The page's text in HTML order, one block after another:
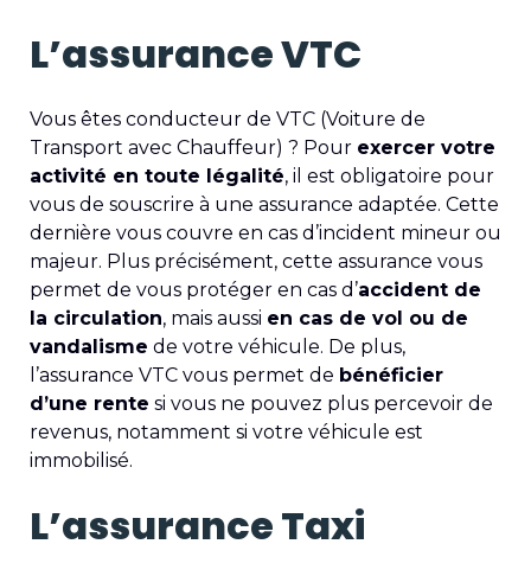
L’assurance VTC
Vous êtes conducteur de VTC (Voiture de
Transport avec Chauffeur) ? Pour exercer votre
activité en toute légalité, il est obligatoire pour
vous de souscrire à une assurance adaptée. Cette
dernière vous couvre en cas d’incident mineur ou
majeur. Plus précisément, cette assurance vous
permet de vous protéger en cas d’accident de
la circulation, mais aussi en cas de vol ou de
vandalisme de votre véhicule. De plus,
l’assurance VTC vous permet de bénéficier
d’une rente si vous ne pouvez plus percevoir de
revenus, notamment si votre véhicule est
immobilisé.
L’assurance Taxi